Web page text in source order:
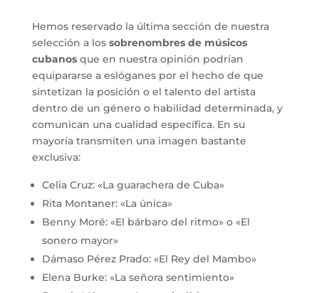
Hemos reservado la última sección de nuestra
selección a los sobrenombres de músicos
cubanosque en nuestra opinión podrían
equipararse a eslóganes por el hecho de que
sintetizan la posición o el talento del artista
dentro de un género o habilidad determinada, y
comunican una cualidad específica. En su
mayoría transmiten una imagen bastante
exclusiva:
Celia Cruz: «La guarachera de Cuba»
Rita Montaner: «La única»
Benny Moré: «El bárbaro del ritmo» o «El
sonero mayor»
Dámaso Pérez Prado: «El Rey del Mambo»
Elena Burke: «La señora sentimiento»